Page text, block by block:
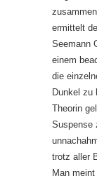
ermittelt
Seemann
einem
die
Dunkel zu
Theorin
Suspense
trotz aller
Man